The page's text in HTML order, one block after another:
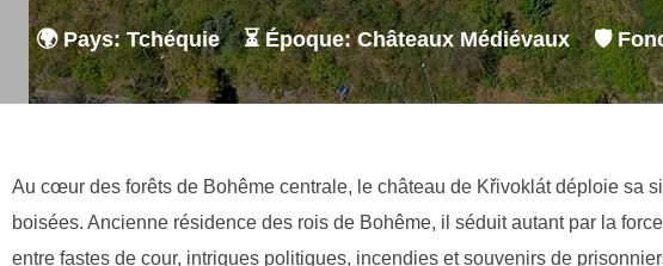
🌍 Pays: Tchéquie ⏳ Époque: Châteaux Médiévaux 🛡️
Au cœur des forêts de Bohême centrale, le château de Křivoklát déploie sa
boisées. Ancienne résidence des rois de Bohême, il séduit autant par la
entre fastes de cour, intrigues politiques, incendies et souvenirs de